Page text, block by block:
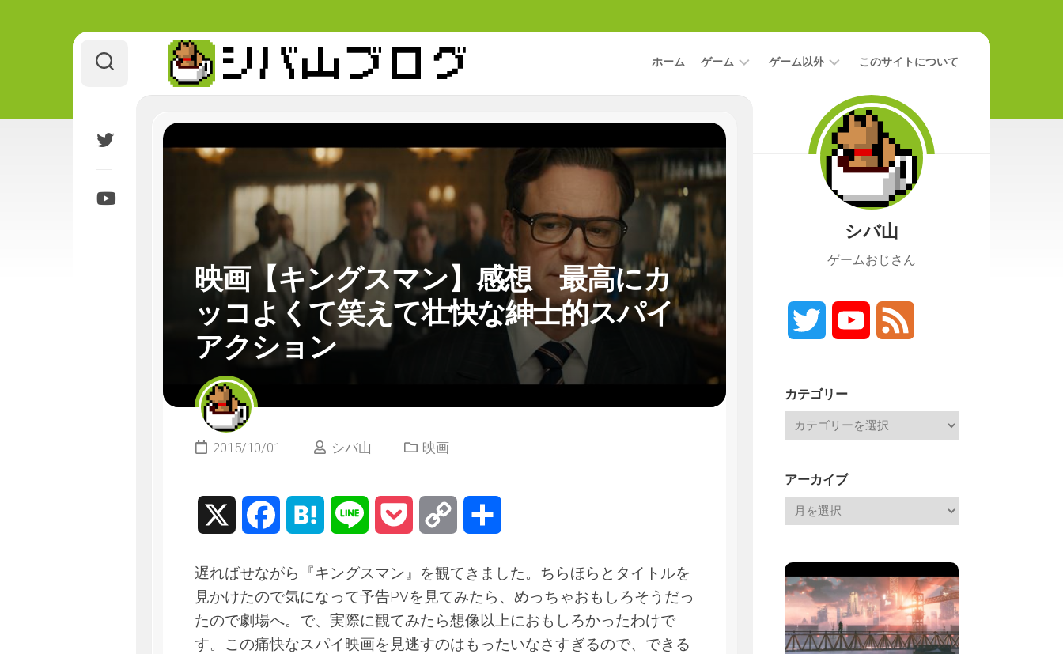
ホーム ゲーム
ビ
ー
プ
レ
イ
ゲーム以外 このサイトについて
映画【キングスマン】感想 最高にカ
ッコよくて笑えて壮快な紳士的スパイ
アクション
2015/10/01 シバ山 映画
FacebookHatena Line Pocket Copy
遅ればせながら『キングスマン』を観てきました。ちらほらとタイトルを
見かけたので気になって予告PVを見てみたら、めっちゃおもしろそうだっ
たので劇場へ。で、実際に観てみたら想像以上におもしろかったわけで
す。この痛快なスパイ映画を見逃すのはもったいなさすぎるので、できる
シバ山
ゲームおじさん
Twitter YouTube
カテゴリー
アーカイブ